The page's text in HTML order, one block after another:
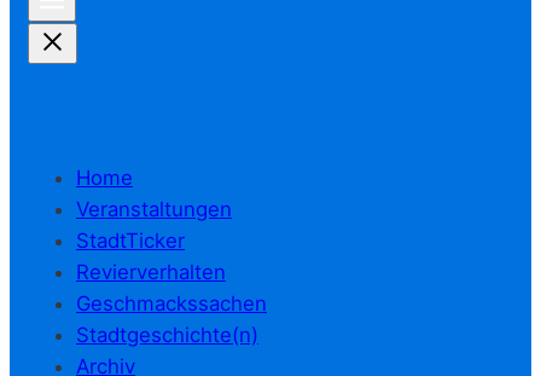
Home
Veranstaltungen
StadtTicker
Revierverhalten
Geschmackssachen
Stadtgeschichte(n)
Archiv